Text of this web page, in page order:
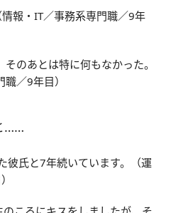
報・IT／事務系専門職／9年
のあとは特に何もなかった。
／9年目）
……
彼氏と7年続いています。（運